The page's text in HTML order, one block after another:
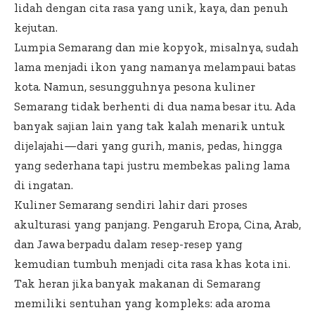
lidah dengan cita rasa yang unik, kaya, dan penuh
kejutan.
Lumpia Semarang dan mie kopyok, misalnya, sudah
lama menjadi ikon yang namanya melampaui batas
kota. Namun, sesungguhnya pesona kuliner
Semarang tidak berhenti di dua nama besar itu. Ada
banyak sajian lain yang tak kalah menarik untuk
dijelajahi—dari yang gurih, manis, pedas, hingga
yang sederhana tapi justru membekas paling lama
di ingatan.
Kuliner Semarang sendiri lahir dari proses
akulturasi yang panjang. Pengaruh Eropa, Cina, Arab,
dan Jawa berpadu dalam resep-resep yang
kemudian tumbuh menjadi cita rasa khas kota ini.
Tak heran jika banyak makanan di Semarang
memiliki sentuhan yang kompleks: ada aroma